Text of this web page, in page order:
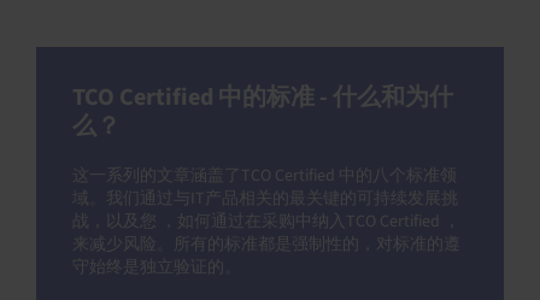
TCO Certified 中的标准 - 什么和为什
么？
这一系列的文章涵盖了TCO Certified 中的八个标准领
域。我们通过与IT产品相关的最关键的可持续发展挑
战，以及您 ，如何通过在采购中纳入TCO Certified ，
来减少风险。所有的标准都是强制性的，对标准的遵
守始终是独立验证的。